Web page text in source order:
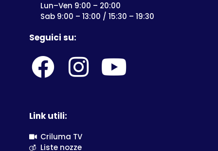
Lun–Ven 9:00 – 20:00
Sab 9:00 – 13:00 / 15:30 – 19:30
Seguici su:
Link utili:
Criluma TV
Liste nozze